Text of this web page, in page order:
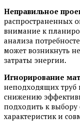
Неправильное
распространенных
внимание к
анализа
может возникнуть
затраты энергии.
Игнорирование
неподходящих труб
снижению
подходить к выбору
характеристик и